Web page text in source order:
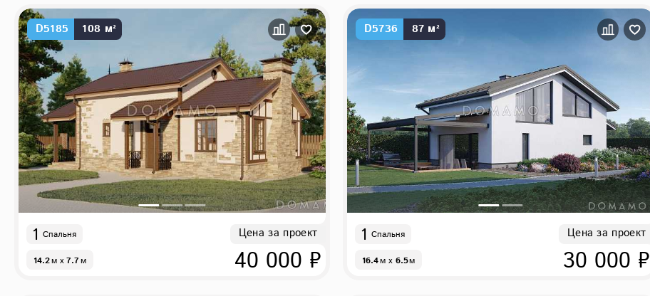
D5185 108 м²
1 Спальня
14.2м x 7.7м
Цена за проект
40 000 ₽
D5736 87 м²
1 Спальня
16.4м x 6.5м
Цена за проект
30 000 ₽